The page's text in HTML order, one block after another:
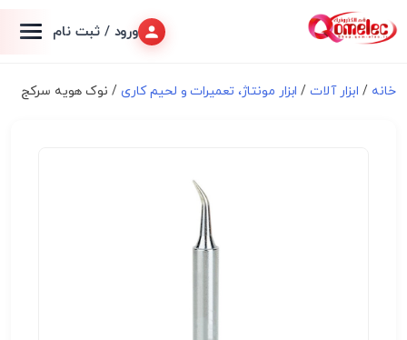
ورود / ثبت نام
خانه / ابزار آلات/ ابزار مونتاژ، تعميرات و لحیم کاری/ نوک هویه سرکج